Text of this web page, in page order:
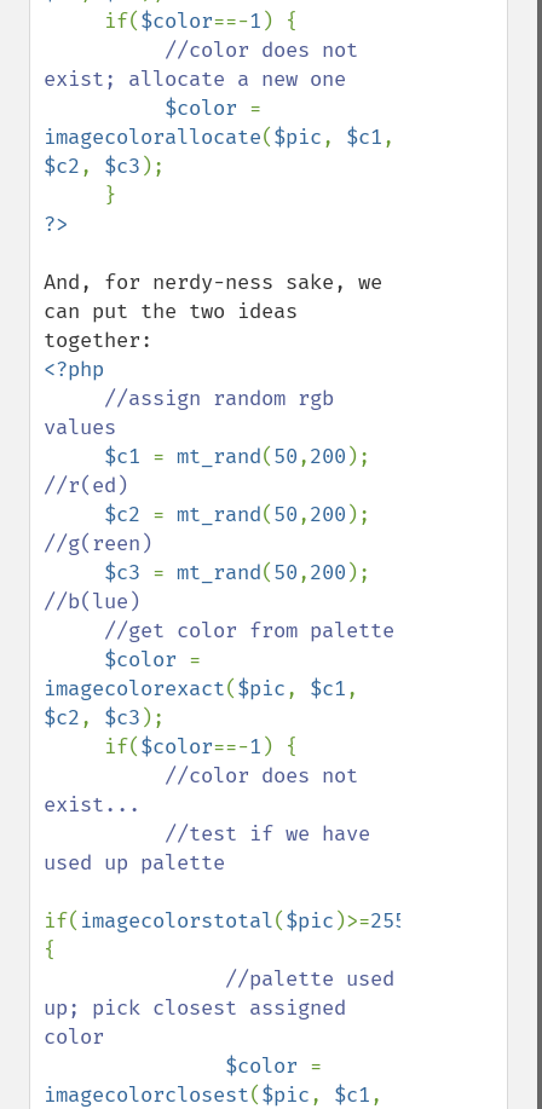
     if(
$color==-1 ) {
//color does not
exist; allocate a new one
$color
imagecolorallocate($pic, $c1
$c2, $c3 );
And, for nerdy-ness sake, we
can put the two ideas
<?php
//assign random rgb
values
$c1 = mt_rand(50,200
//r(ed)
$c2 = mt_rand(50,200
//g(reen)
$c3 = mt_rand(50,200
//b(lue)
$color
imagecolorexact($pic, $c1
$c2, $c3 );
     if(
$color==-1 ) {
//color does not
exist...
used up palette
if( imagecolorstotal($pic )>=255
{
//palette used
up; pick closest assigned
color
$color
imagecolorclosest($pic, $c1